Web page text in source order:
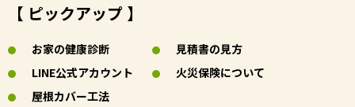
【 ピックアップ 】
お家の健康診断
LINE公式アカウント
屋根カバー工法
見積書の見方
火災保険について